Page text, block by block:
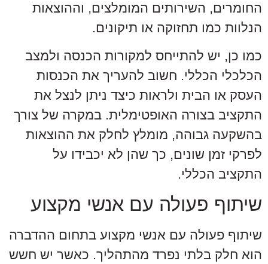
החומרים, השירותים המומלצים, וההוצאות
הנלוות כמו תחזוקה או תיקונים.
כמו כן, יש להתייחס למקורות הכנסה ולמצב
הכלכלי הכללי. חשוב להעריך את הכנסות
העסק או הבית ולראות כיצד ניתן לנצל את
התקציב בצורה האופטימלית. במקרה של צורך
בהשקעה גבוהה, מומלץ לחלק את ההוצאות
לפרקי זמן שונים, כך שהן לא יכבידו על
התקציב הכללי.
שיתוף פעולה עם אנשי מקצוע
שיתוף פעולה עם אנשי מקצוע בתחום ההדברה
הוא חלק בלתי נפרד מהתהליך. כאשר יש חשש